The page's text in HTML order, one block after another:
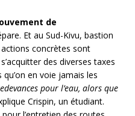
de
Et au Sud-Kivu, bastion
concrètes sont
des diverses taxes
en voie jamais les
pour l’eau, alors que
Crispin, un étudiant.